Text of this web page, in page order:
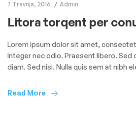
7 Travnja, 2016 Admin
Litora torqent per
Lorem ipsum dolor sit amet,
Integer nec odio. Praesent libero. Sed
diam. Sed nisi. Nulla quis sem at nibh
augue semper porta. Mauris massa.
Read More